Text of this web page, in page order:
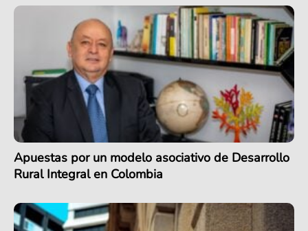
Apuestas por un modelo asociativo de Desarrollo
Rural Integral en Colombia